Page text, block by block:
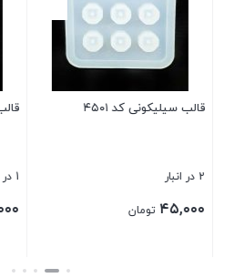
قالب سیلیکونی کد ۴۵۰۱
۴۵,۰۰۰ تومان
قالب
بستن